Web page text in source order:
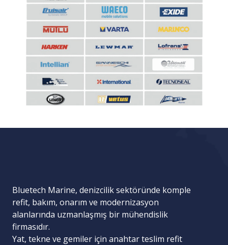
Bluetech Marine, denizcilik sektöründe komple
refit, bakım, onarım ve modernizasyon
alanlarında uzmanlaşmış bir mühendislik
firmasıdır.
Yat, tekne ve gemiler için anahtar teslim refit